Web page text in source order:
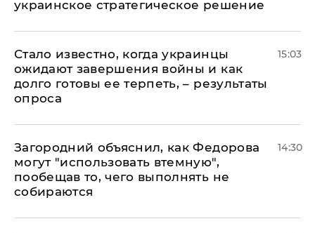
украинское стратегическое решение
Стало известно, когда украинцы
ожидают завершения войны и как
долго готовы ее терпеть, – результаты
опроса
15:03
Загородний объяснил, как Федорова
могут "использовать втемную",
пообещав то, чего выполнять не
собираются
14:30